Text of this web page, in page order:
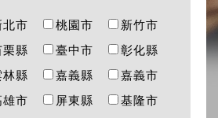
北市 桃園市
新竹市
栗縣 臺中市
彰化縣
林縣 嘉義縣
嘉義市
雄市 屏東縣
基隆市